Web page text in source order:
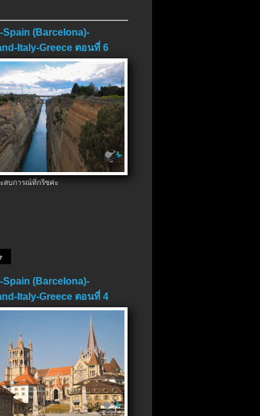
Spain (Barcelona)-
Italy-Greece ตอนที่ 6
สบการณ์ที่กรีซค่ะ
Spain (Barcelona)-
Italy-Greece ตอนที่ 4